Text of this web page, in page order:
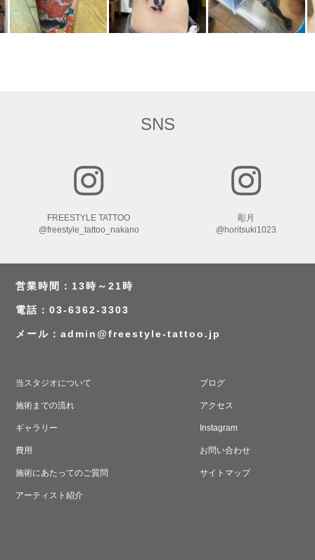
SNS
FREESTYLE TATTOO
@freestyle_tattoo_nakano
彫月
@horitsuki1023
営業時間：13時～21時
電話：03-6362-3303
メール：admin@freestyle-tattoo.jp
当スタジオについて ブログ
施術までの流れ アクセス
ギャラリー Instagram
費用 お問い合わせ
施術にあたってのご質問 サイトマップ
アーティスト紹介